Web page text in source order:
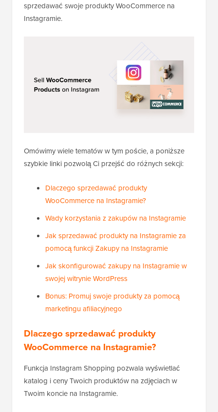
sprzedawać swoje produkty WooCommerce na
Instagramie.
Omówimy wiele tematów w tym poście, a poniższe
szybkie linki pozwolą Ci przejść do różnych sekcji:
Dlaczego sprzedawać produkty
WooCommerce na Instagramie?
Wady korzystania z zakupów na Instagramie
Jak sprzedawać produkty na Instagramie za
pomocą funkcji Zakupy na Instagramie
Jak skonfigurować zakupy na Instagramie w
swojej witrynie WordPress
Bonus: Promuj swoje produkty za pomocą
marketingu afiliacyjnego
Dlaczego sprzedawać produkty
WooCommerce na Instagramie?
Funkcja Instagram Shopping pozwala wyświetlać
katalog i ceny Twoich produktów na zdjęciach w
Twoim koncie na Instagramie.